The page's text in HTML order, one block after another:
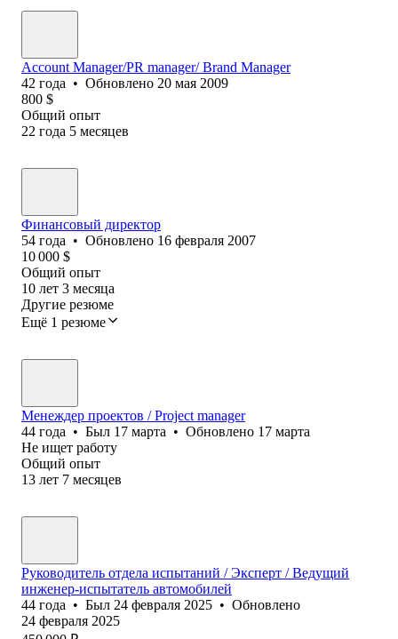
Account Manager/PR manager/ Brand Manager
42 года • Обновлено 20 мая 2009
800 $
Общий опыт
22 года 5 месяцев
Финансовый директор
54 года • Обновлено 16 февраля 2007
10 000 $
Общий опыт
10 лет 3 месяца
Другие резюме
Ещё 1 резюме
Менеждер проектов / Project manager
44 года • Был 17 марта • Обновлено 17 марта
Не ищет работу
Общий опыт
13 лет 7 месяцев
Руководитель отдела испытаний / Эксперт / Ведущий
инженер-испытатель автомобилей
44 года • Был 24 февраля 2025 • Обновлено
24 февраля 2025